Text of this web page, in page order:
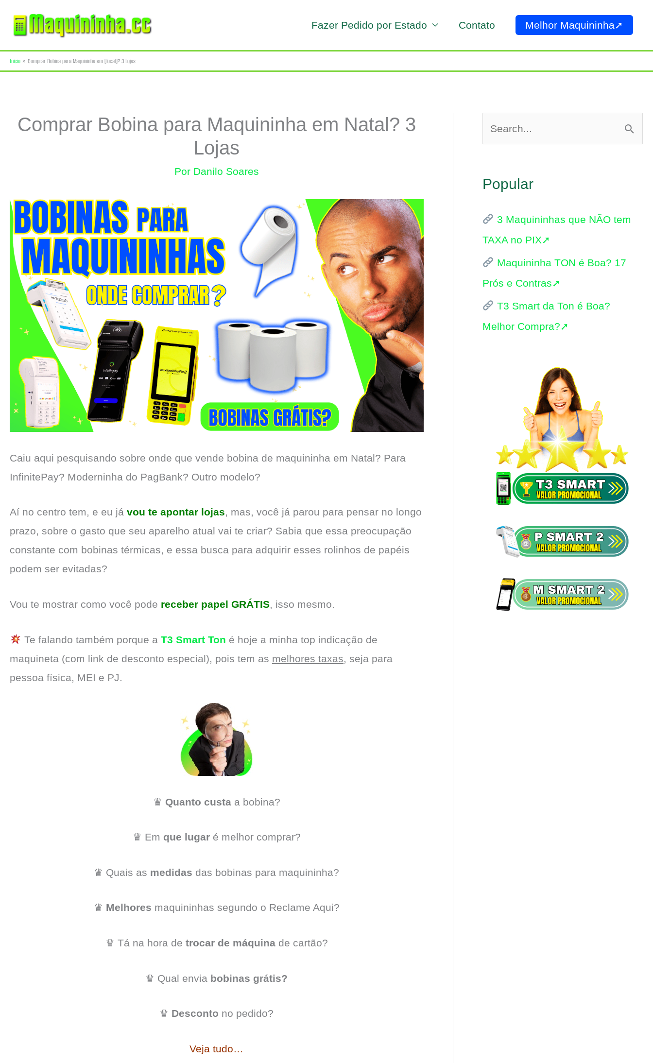
para
conteúdo
Fazer Pedido por Estado Contato Melhor Maquininha➚
Início Comprar Bobina para Maquininha em [local]? 3 Lojas
Comprar Bobina para Maquininha em Natal? 3
Lojas
Por Danilo Soares
Caiu aqui pesquisando sobre onde que vende bobina de maquininha em Natal? Para
InfinitePay? Moderninha do PagBank? Outro modelo?
Aí no centro tem, e eu já vou te apontar lojas, mas, você já parou para pensar no longo
prazo, sobre o gasto que seu aparelho atual vai te criar? Sabia que essa preocupação
constante com bobinas térmicas, e essa busca para adquirir esses rolinhos de papéis
podem ser evitadas?
Vou te mostrar como você pode receber papel GRÁTIS, isso mesmo.
Te falando também porque a T3 Smart Ton é hoje a minha top indicação de
maquineta (com link de desconto especial), pois tem as melhores taxas , seja para
pessoa física, MEI e PJ.
♛ Quanto custaa bobina?
♛ Em que lugaré melhor comprar?
♛ Quais as medidas das bobinas para maquininha?
♛ Melhores maquininhas segundo o Reclame Aqui?
♛ Tá na hora de trocar de máquinade cartão?
♛ Qual envia bobinas grátis?
♛ Desconto no pedido?
Veja tudo…
e
q
i
s
a
r
p
o
Popular
3 Maquininhas que NÃO tem
TAXA no PIX➚
Maquininha TON é Boa? 17
Prós e Contras➚
T3 Smart da Ton é Boa?
Melhor Compra?➚